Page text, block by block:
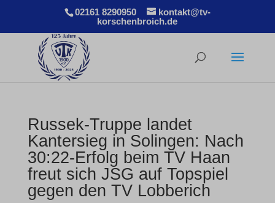
02161 8290950
kontakt@tv-
korschenbroich.de
Russek-Truppe landet
Kantersieg in Solingen: Nach
30:22-Erfolg beim TV Haan
freut sich JSG auf Topspiel
gegen den TV Lobberich